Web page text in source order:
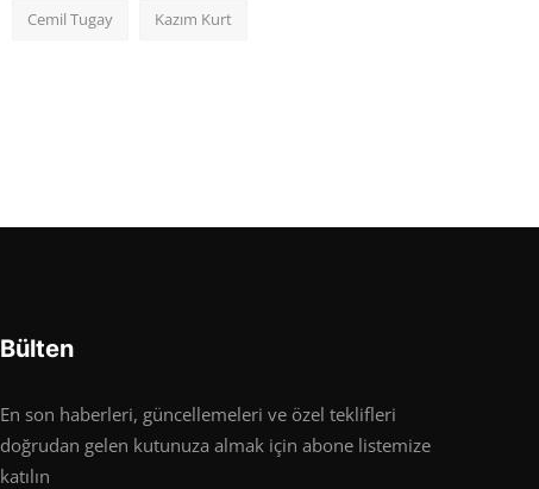
Cemil Tugay Kazım Kurt
Bülten
En son haberleri, güncellemeleri ve özel teklifleri
doğrudan gelen kutunuza almak için abone listemize
katılın